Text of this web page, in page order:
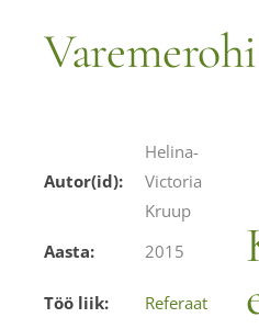
Varemerohi
Autor(id):
Helina-
Victoria
Kruup
Aasta:
2015
Töö liik: Referaat